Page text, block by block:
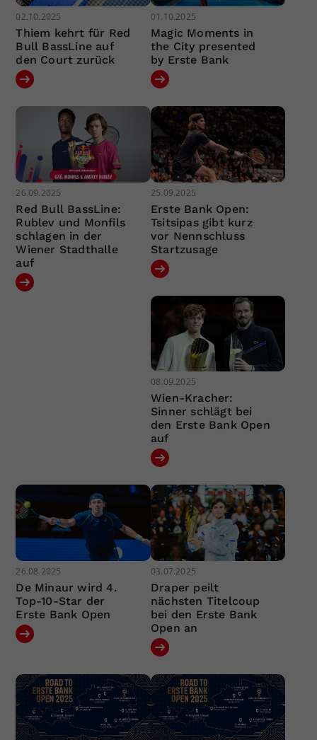
02.10.2025
Thiem kehrt für Red
Bull BassLine auf
den Court zurück
01.10.2025
Magic Moments in
the City presented
by Erste Bank
26.09.2025
Red Bull BassLine:
Rublev und Monfils
schlagen in der
Wiener Stadthalle
auf
25.09.2025
Erste Bank Open:
Tsitsipas gibt kurz
vor Nennschluss
Startzusage
08.09.2025
Wien-Kracher:
Sinner schlägt bei
den Erste Bank Open
auf
26.08.2025
De Minaur wird 4.
Top-10-Star der
Erste Bank Open
03.07.2025
Draper peilt
nächsten Titelcoup
bei den Erste Bank
Open an